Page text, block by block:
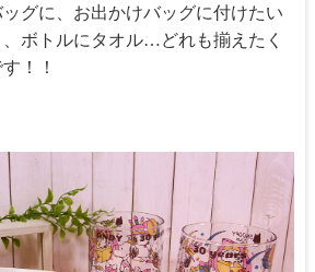
グに、お出かけバッグに付けたい
ボトルにタオル…どれも揃えたく
！！